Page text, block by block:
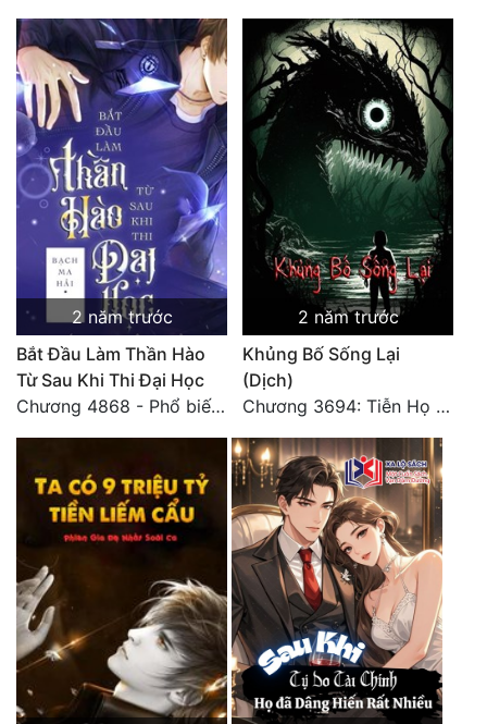
2 năm trước
Bắt Đầu Làm Thần Hào
Từ Sau Khi Thi Đại Học
Chương 4868 - Phổ biến Hạ Quốc tệ!
2 năm trước
Khủng Bố Sống Lại
(Dịch)
Chương 3694: Tiễn Họ Đoạn Đường Cuối - Hoàn